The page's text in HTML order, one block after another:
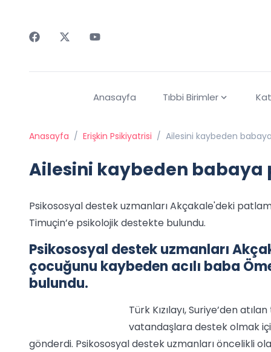
Anasayfa Tıbbi Birimler
Anasayfa / Erişkin Psikiyatrisi / Ailesini kaybeden
Ailesini kaybeden babaya
Psikososyal destek uzmanları Akçakale'deki
Timuçin’e psikolojik destekte bulundu.
Psikososyal destek uzmanları
çocuğunu kaybeden acılı baba
bulundu.
Türk Kızılayı, Suriye’den
vatandaşlara destek olmak
gönderdi. Psikososyal destek uzmanları öncelikli